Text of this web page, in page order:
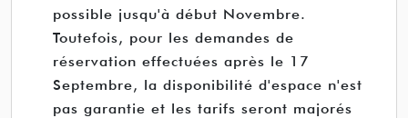
possible jusqu'à début Novembre.
Toutefois, pour les demandes de
réservation effectuées après le 17
Septembre, la disponibilité d'espace n'est
pas garantie et les tarifs seront majorés